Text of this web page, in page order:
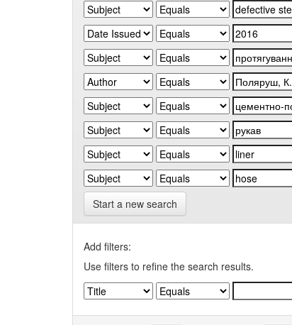
Start a new search
Add filters:
Use filters to refine the search results.